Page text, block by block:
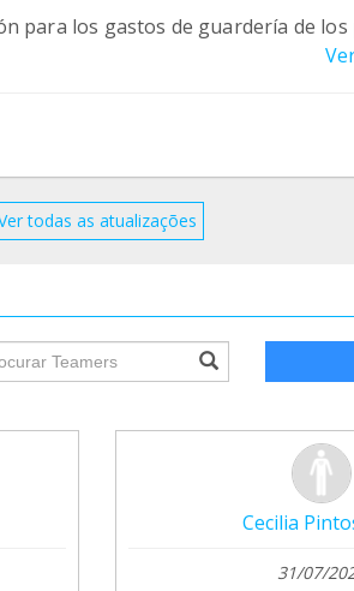
para los gastos de guardería de los
todas as atualizações
Cecilia
31/07/